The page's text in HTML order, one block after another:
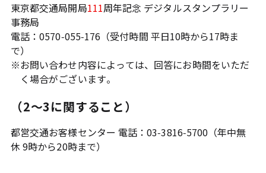
東京都交通局開局111周年記念 デジタルスタンプラリー
事務局
電話：0570-055-176（受付時間 平日10時から17時ま
で）
※お問い合わせ内容によっては、回答にお時間をいただ
く場合がございます。
（2～3に関すること）
都営交通お客様センター 電話：03-3816-5700（年中無
休 9時から20時まで）